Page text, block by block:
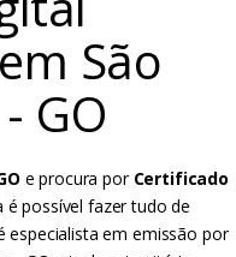
São
GO
e procura por Certificado
é possível fazer tudo de
especialista em emissão por